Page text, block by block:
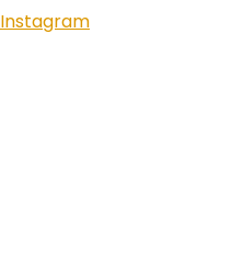
Instagram